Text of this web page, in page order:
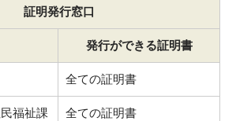
証明発行窓口
発行ができる証明書
全ての証明書
福祉課 全ての証明書